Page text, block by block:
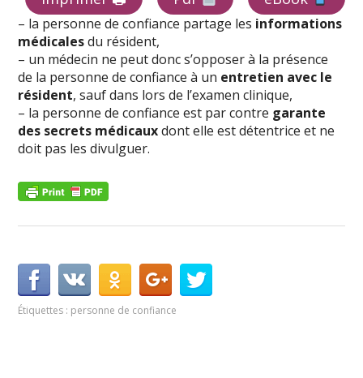
– la personne de confiance partage les informations
médicalesdu résident,
– un médecin ne peut donc s’opposer à la présence
de la personne de confiance à un entretien avec le
résident, sauf dans lors de l’examen clinique,
– la personne de confiance est par contre garante
des secrets médicauxdont elle est détentrice et ne
doit pas les divulguer.
Étiquettes : personne de confiance